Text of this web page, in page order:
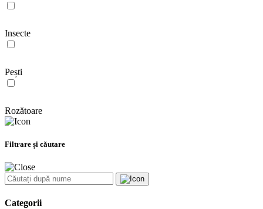
Insecte
Pești
Rozătoare
Filtrare și căutare
Categorii